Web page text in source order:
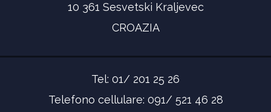
10 361 Sesvetski Kraljevec
CROAZIA
Tel: 01/ 201 25 26
Telefono cellulare: 091/ 521 46 28